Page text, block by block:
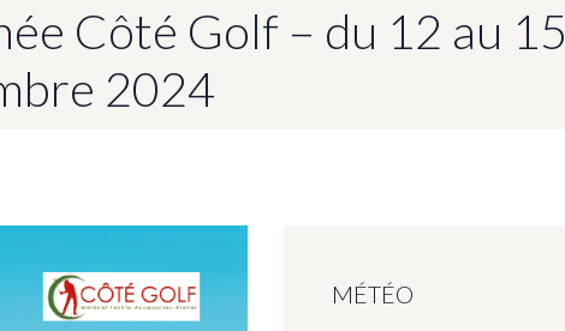
Côté Golf – du 12 au 15
2024
MÉTÉO